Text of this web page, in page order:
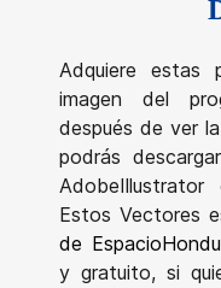
Adquiere estas
imagen del
después de ver
podrás
Estos Vectores
de
y gratuito, si